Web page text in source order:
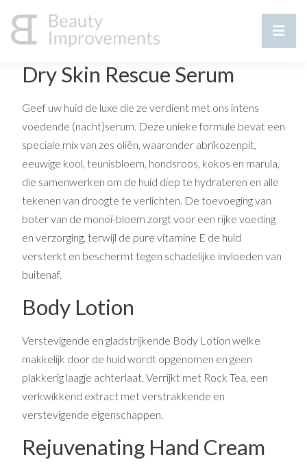
Dry Skin Rescue Serum
Geef uw huid de luxe die ze verdient met ons intens
voedende (nacht)serum. Deze unieke formule bevat een
speciale mix van zes oliën, waaronder abrikozenpit,
eeuwige kool, teunisbloem, hondsroos, kokos en marula,
die samenwerken om de huid diep te hydrateren en alle
tekenen van droogte te verlichten. De toevoeging van
boter van de monoï-bloem zorgt voor een rijke voeding
en verzorging, terwijl de pure vitamine E de huid
versterkt en beschermt tegen schadelijke invloeden van
buitenaf.
Body Lotion
Verstevigende en gladstrijkende Body Lotion welke
makkelijk door de huid wordt opgenomen en geen
plakkerig laagje achterlaat. Verrijkt met Rock Tea, een
verkwikkend extract met verstrakkende en
verstevigende eigenschappen.
Rejuvenating Hand Cream